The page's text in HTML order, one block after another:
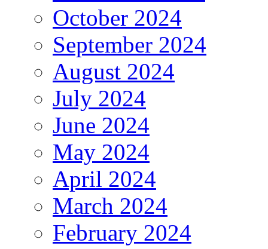
October 2024
September 2024
August 2024
July 2024
June 2024
May 2024
April 2024
March 2024
February 2024